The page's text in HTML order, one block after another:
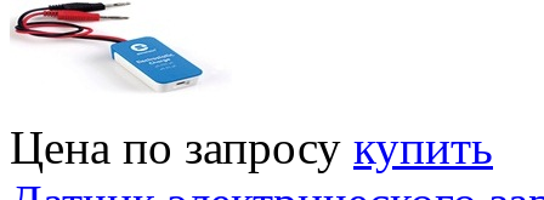
Цена по запросу купить